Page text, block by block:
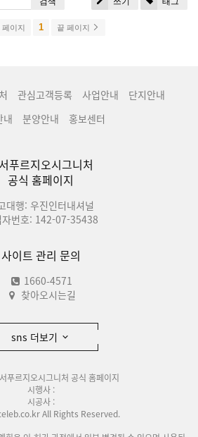
페이지 1 끝 페이지
관심고객등록 사업안내
단지안내
내
분양안내 홍보센터
푸르지오시그니처
공식 홈페이지
대행: 우진인터내셔널
자번호: 142-07-35438
사이트 관리 문의
1660-4571
찾아오시는길
sns 더보기
푸르지오시그니처 공식 홈페이지
시행사 :
시공사 :
All Rights Reserved.